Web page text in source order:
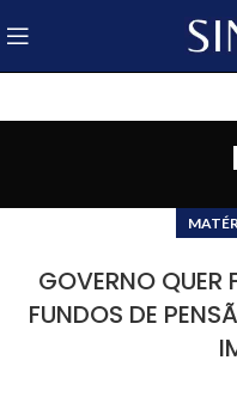
GOVERNO QUER
FUNDOS DE